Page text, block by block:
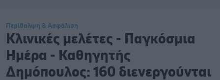
Περίθαλψη & Ασφάλιση
Κλινικές μελέτες - Παγκόσμια
Ημέρα - Καθηγητής
Δημόπουλος: 160 διενεργούνται